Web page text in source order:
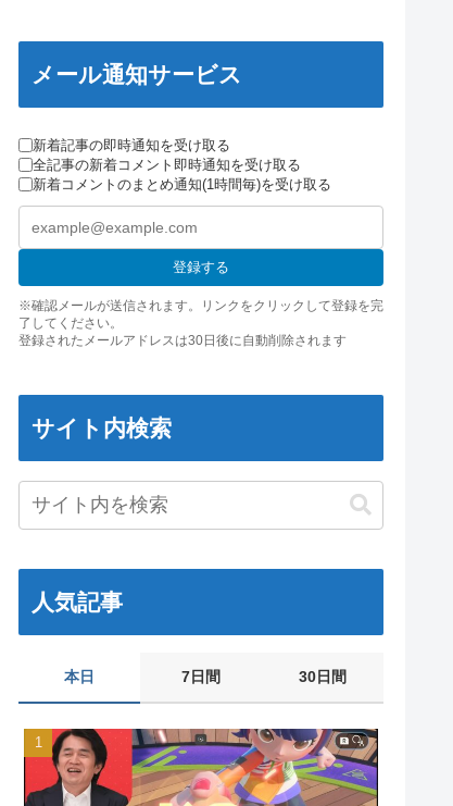
メール通知サービス
新着記事の即時通知を受け取る
全記事の新着コメント即時通知を受け取る
新着コメントのまとめ通知(1時間毎)を受け取る
登録する
※確認メールが送信されます。リンクをクリックして登録を完
了してください。
登録されたメールアドレスは30日後に自動削除されます
サイト内検索
人気記事
本日 7日間 30日間